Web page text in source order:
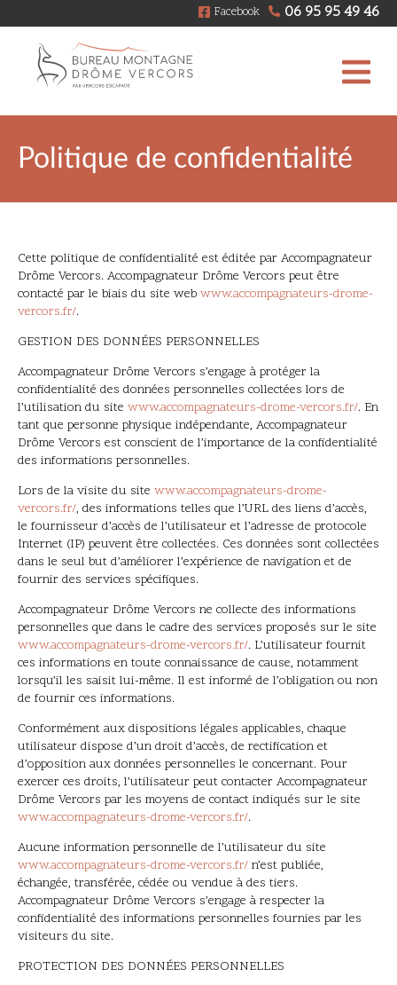
06 95 95 49 46
Facebook
Politique de confidentialité
Cette politique de confidentialité est éditée par Accompagnateur
Drôme Vercors. Accompagnateur Drôme Vercors peut être
contacté par le biais du site web www.accompagnateurs-drome-
vercors.fr/.
GESTION DES DONNÉES PERSONNELLES
Accompagnateur Drôme Vercors s’engage à protéger la
confidentialité des données personnelles collectées lors de
l’utilisation du site www.accompagnateurs-drome-vercors.fr/. En
tant que personne physique indépendante, Accompagnateur
Drôme Vercors est conscient de l’importance de la confidentialité
des informations personnelles.
Lors de la visite du site www.accompagnateurs-drome-
vercors.fr/, des informations telles que l’URL des liens d’accès,
le fournisseur d’accès de l’utilisateur et l’adresse de protocole
Internet (IP) peuvent être collectées. Ces données sont collectées
dans le seul but d’améliorer l’expérience de navigation et de
fournir des services spécifiques.
Accompagnateur Drôme Vercors ne collecte des informations
personnelles que dans le cadre des services proposés sur le site
www.accompagnateurs-drome-vercors.fr/. L’utilisateur fournit
ces informations en toute connaissance de cause, notamment
lorsqu’il les saisit lui-même. Il est informé de l’obligation ou non
de fournir ces informations.
Conformément aux dispositions légales applicables, chaque
utilisateur dispose d’un droit d’accès, de rectification et
d’opposition aux données personnelles le concernant. Pour
exercer ces droits, l’utilisateur peut contacter Accompagnateur
Drôme Vercors par les moyens de contact indiqués sur le site
www.accompagnateurs-drome-vercors.fr/.
Aucune information personnelle de l’utilisateur du site
www.accompagnateurs-drome-vercors.fr/ n’est publiée,
échangée, transférée, cédée ou vendue à des tiers.
Accompagnateur Drôme Vercors s’engage à respecter la
confidentialité des informations personnelles fournies par les
visiteurs du site.
PROTECTION DES DONNÉES PERSONNELLES